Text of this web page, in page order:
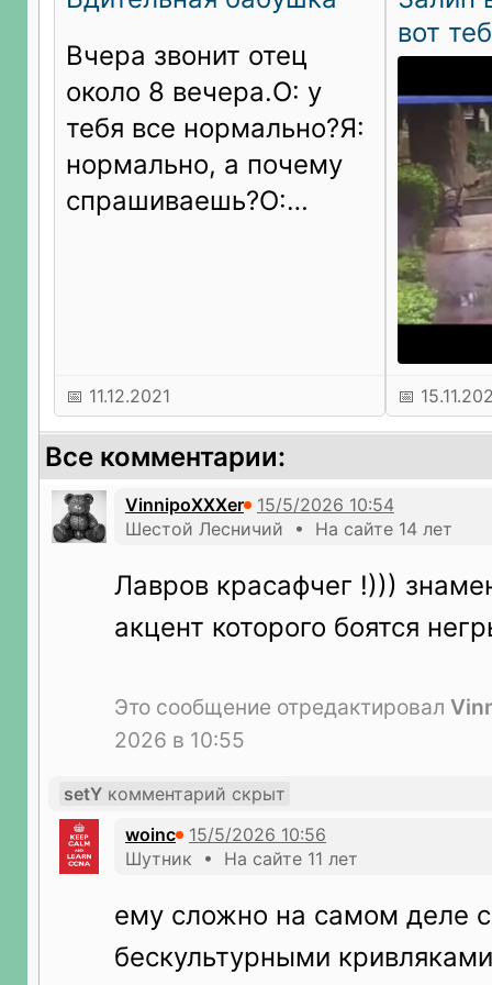
Вчера звонит отец
около 8 вечера.О: у
тебя все нормально?Я:
нормально, а почему
спрашиваешь?О:
больнице лежит.Я: у
меня все нормально,
это мошенники
наверно.В это момент
идёт параллельный
бабушки. Взять трубку
не успел. Перезвонил
успокоил.Сегодня
заехал к ней,
подробности хотел
узнать. Взял ее
мобильный (кнопочный
белый список
включить, чтоб ни
📅 11.12.2021
вот
📅
Все комментарии:
VinnipoXXXer
Шестой Лесничий • На сайте 14 лет
Лавров красафчег !)))
акцент которого боятся
Это сообщение отредактировал
2026 в 10:55
setY комментарий скрыт
woinc
Шутник • На сайте 11 лет
ему сложно на самом деле
бескультурными